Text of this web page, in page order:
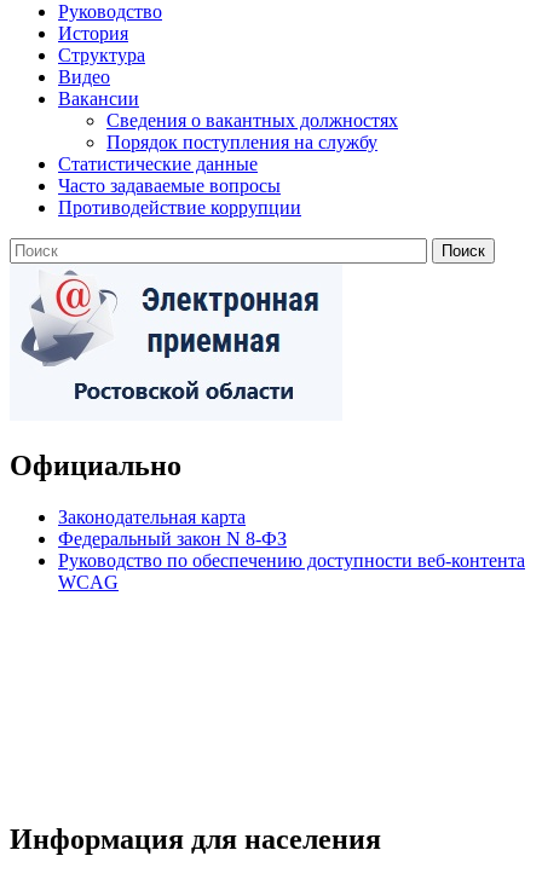
Руководство
История
Структура
Видео
Вакансии
Сведения о вакантных должностях
Порядок поступления на службу
Статистические данные
Часто задаваемые вопросы
Противодействие коррупции
Официально
Законодательная карта
Федеральный закон N 8-ФЗ
Руководство по обеспечению доступности веб-контента
WCAG
Информация для населения